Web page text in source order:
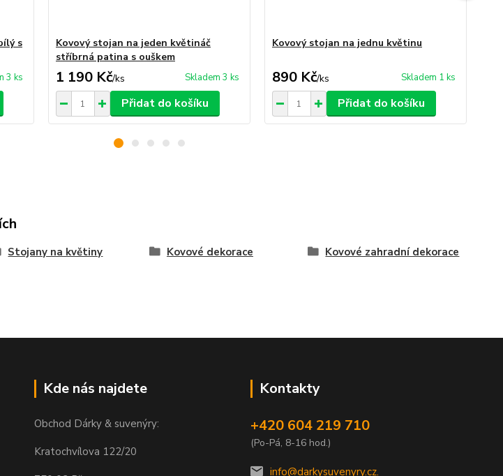
s
3 ks
Kovový stojan na jeden květináč
stříbrná patina s ouškem
1 190 Kč/ks Skladem 3 ks
Přidat do košíku
Kovový stojan na jednu květinu
890 Kč/ks Skladem 1 ks
Přidat do košíku
Stojany na květiny Kovové dekorace
Kovové zahradní dekorace
Kde nás najdete
Obchod Dárky & suvenýry:
Kratochvílova 122/20
Kontakty
+420 604 219 710
(Po-Pá, 8-16 hod.)
info@darkysuvenyry.cz.